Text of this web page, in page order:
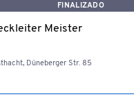
FINALIZADO
Meister
Düneberger Str. 85